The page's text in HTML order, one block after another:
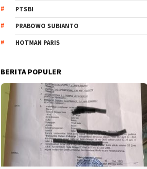
PTSBI
PRABOWO SUBIANTO
HOTMAN PARIS
BERITA POPULER